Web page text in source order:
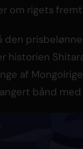
om rigets
den
historien
af
bånd